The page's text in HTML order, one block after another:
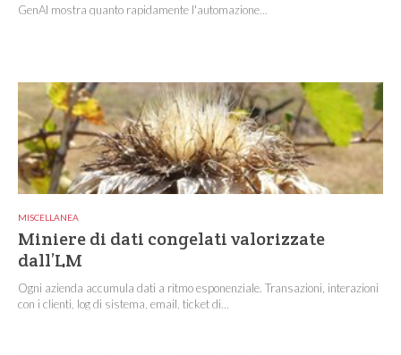
GenAI mostra quanto rapidamente l'automazione...
MISCELLANEA
Miniere di dati congelati valorizzate
dall’LM
Ogni azienda accumula dati a ritmo esponenziale. Transazioni, interazioni
con i clienti, log di sistema, email, ticket di...